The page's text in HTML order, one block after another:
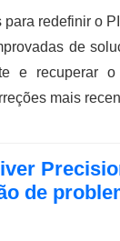
para redefinir o
de
e recuperar
mais
de